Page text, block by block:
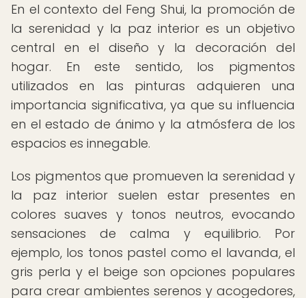
En el contexto del Feng Shui, la promoción de
la serenidad y la paz interior es un objetivo
central en el diseño y la decoración del
hogar. En este sentido, los pigmentos
utilizados en las pinturas adquieren una
importancia significativa, ya que su influencia
en el estado de ánimo y la atmósfera de los
espacios es innegable.
Los pigmentos que promueven la serenidad y
la paz interior suelen estar presentes en
colores suaves y tonos neutros, evocando
sensaciones de calma y equilibrio. Por
ejemplo, los tonos pastel como el lavanda, el
gris perla y el beige son opciones populares
para crear ambientes serenos y acogedores,